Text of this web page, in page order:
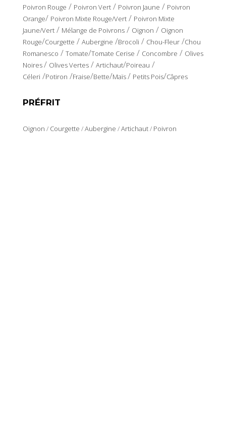
Poivron Rouge / Poivron Vert/ Poivron Jaune / Poivron
Orange/ Poivron Mixte Rouge/Vert/ Poivron Mixte
Jaune/Vert/ Mélange de Poivrons/ Oignon / Oignon
Rouge/Courgette / Aubergine /Brocoli / Chou-Fleur/Chou
Romanesco / Tomate/Tomate Cerise / Concombre / Olives
Noires/ Olives Vertes/ Artichaut/Poireau /
Céleri /Potiron /Fraise/Bette/Maïs/ Petits Pois/Câpres
PRÉFRIT
Oignon / Courgette /Aubergine /Artichaut/ Poivron